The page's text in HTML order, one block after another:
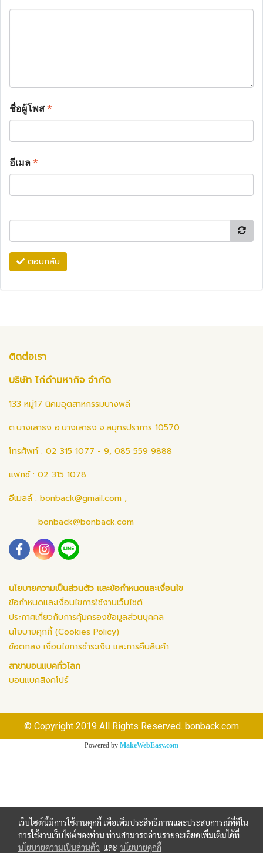
ชื่อผู้โพส*
อีเมล*
ตอบกลับ
ติดต่อเรา
บริษัท ไก่ดำมหากิจ จำกัด
133 หมู่17 นิคมอุตสาหกรรมบางพลี
ต.บางเสาธง อ.บางเสาธง จ.สมุทรปราการ 10570
โทรศัพท์ : 02 315 1077 - 9, 085 559 9888
แฟกซ์ : 02 315 1078
อีเมลล์ : bonback@gmail.com ,
bonback@bonback.com
นโยบายความเป็นส่วนตัว และข้อกำหนดและเงื่อนไข
ข้อกำหนดและเงื่อนไขการใช้งานเว็บไซต์
ประกาศเกี่ยวกับการคุ้มครองข้อมูลส่วนบุคคล
นโยบายคุกกี้ (Cookies Policy)
ข้อตกลง เงื่อนไขการชำระเงิน และการคืนสินค้า
สาขาบอนแบคทั่วโลก
บอนแบคสิงคโปร์
© Copyright 2019 All Rights Reserved. bonback.com
Powered by MakeWebEasy.com
เว็บไซต์นี้มีการใช้งานคุกกี้ เพื่อเพิ่มประสิทธิภาพและประสบการณ์ที่ดีใน
การใช้งานเว็บไซต์ของท่าน ท่านสามารถอ่านรายละเอียดเพิ่มเติมได้ที่
นโยบายความเป็นส่วนตัว และ นโยบายคุกกี้